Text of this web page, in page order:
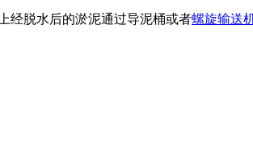
经脱水后的淤泥通过导泥桶或者螺旋输送